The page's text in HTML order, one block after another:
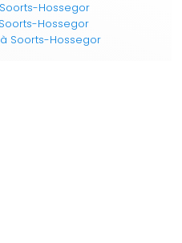
Hossegor
Hossegor
à Soorts-Hossegor